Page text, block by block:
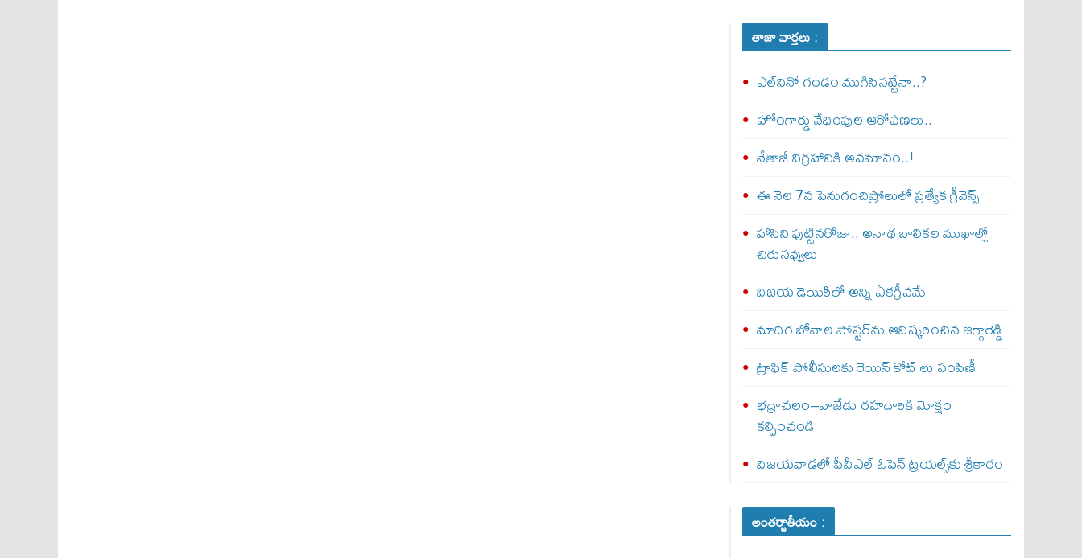
తాజా వార్తలు :
ఎల్‌నినో గండం ముగిసినట్టేనా..?
హోంగార్డు వేధింపుల ఆరోపణలు..
నేతాజీ విగ్రహానికి అవమానం..!
ఈ నెల 7న పెనుగంచిప్రోలులో ప్రత్యేక గ్రీవెన్స్
హాసిని పుట్టినరోజు.. అనాథ బాలికల ముఖాల్లో
చిరునవ్వులు
విజయ డెయిరీలో అన్ని ఏకగ్రీవమే
మాదిగ బోనాల పోస్టర్‌ను ఆవిష్కరించిన జగ్గారెడ్డి
ట్రాఫిక్ పోలీసులకు రెయిన్ కోట్ లు పంపిణీ
భద్రాచలం–వాజేడు రహదారికి మోక్షం
కల్పించండి
విజయవాడలో పీవీఎల్ ఓపెన్ ట్రయల్స్‌కు శ్రీకారం
అంతర్జాతీయం :